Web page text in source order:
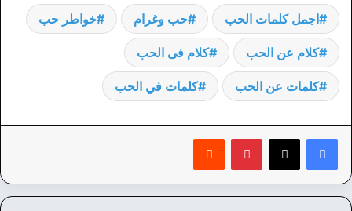
اجمل كلمات الحب حب وغرام خواطر حب
كلام عن الحب كلام فى الحب
كلمات عن الحب كلمات في الحب
بينتيريست